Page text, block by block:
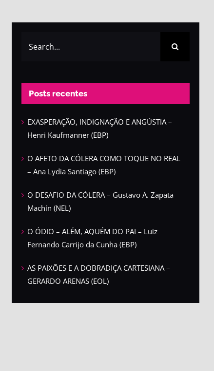
for:
Posts recentes
EXASPERAÇÃO, INDIGNAÇÃO E ANGÚSTIA –
Henri Kaufmanner (EBP)
O AFETO DA CÓLERA COMO TOQUE NO REAL
– Ana Lydia Santiago (EBP)
O DESAFIO DA CÓLERA – Gustavo A. Zapata
Machín (NEL)
O ÓDIO – ALÉM, AQUÉM DO PAI – Luiz
Fernando Carrijo da Cunha (EBP)
AS PAIXÕES E A DOBRADIÇA CARTESIANA –
GERARDO ARENAS (EOL)